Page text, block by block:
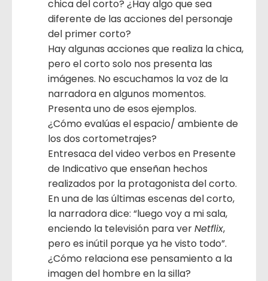
chica del corto? ¿Hay algo que sea
diferente de las acciones del personaje
del primer corto?
Hay algunas acciones que realiza la chica,
pero el corto solo nos presenta las
imágenes. No escuchamos la voz de la
narradora en algunos momentos.
Presenta uno de esos ejemplos.
¿Cómo evalúas el espacio/ ambiente de
los dos cortometrajes?
Entresaca del video verbos en Presente
de Indicativo que enseñan hechos
realizados por la protagonista del corto.
En una de las últimas escenas del corto,
la narradora dice: “luego voy a mi sala,
enciendo la televisión para verNetflix,
pero es inútil porque ya he visto todo”.
¿Cómo relaciona ese pensamiento a la
imagen del hombre en la silla?